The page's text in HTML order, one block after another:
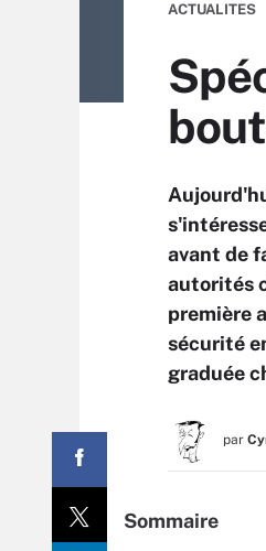
ACTUALITES
avant de
autorités
première
sécurité
graduée
par
Sommaire